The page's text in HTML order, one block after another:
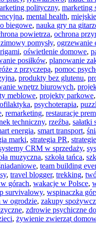
polityczny, marketing
, mental health,
biegowe, nauka gry na
powietrza, ochrona
pomysły, ogrzewanie
, oświetlenie domowe,
posiłków, planowanie
z przyczepą, pomoc
, produkty bez glutenu,
wnętrz biurowych,
meblowe, projekty parkowe,
, psychoterapia,
, remarketing, restauracje
techniczny, rzeźba, sałatki
energia, smart transport,
marki, strategia PR,
CRM w sprzedaży,
muzyczna, szkoła tańca,
, team building
, travel blogger, trekking,
górach, wakacje w Polsce,
survivalowy, wspinaczka
w ogrodzie, zakupy
, zdrowie psychiczne
, żywienie zwierząt